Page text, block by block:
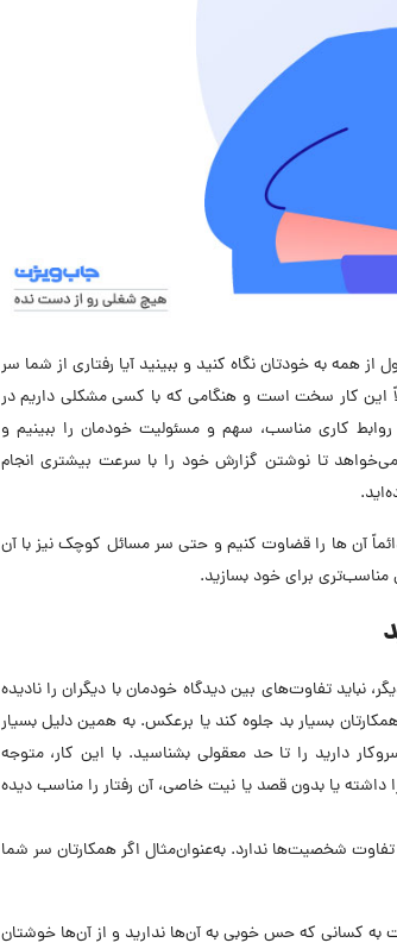
به خودتان نگاه کنید و ببینید آیا رفتاری از شما سر
این کار سخت است و هنگامی که با کسی مشکلی داریم در
کاری مناسب، سهم و مسئولیت خودمان را ببینیم و
تا نوشتن گزارش خود را با سرعت بیشتری انجام
آن ها را قضاوت کنیم و حتی سر مسائل کوچک نیز با آن
مناسب‌تری برای خود بسازید.
تفاوت‌های بین دیدگاه خودمان با دیگران را نادیده
بسیار بد جلوه کند یا برعکس. به همین دلیل بسیار
دارید را تا حد معقولی بشناسید. با این کار، متوجه
یا بدون قصد یا نیت خاصی، آن رفتار را مناسب دیده
شخصیت‌ها ندارد. به‌عنوان‌مثال اگر همکارتان سر شما
به کسانی که حس خوبی به آن‌ها ندارید و از آن‌ها خوشتان